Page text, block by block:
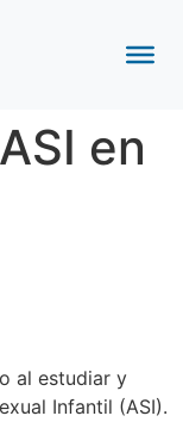
en
al estudiar y
Infantil (ASI).